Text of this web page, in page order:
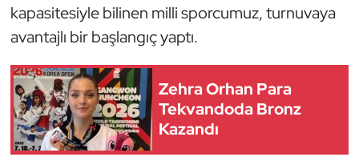
kapasitesiyle bilinen milli sporcumuz, turnuvaya
avantajlı bir başlangıç yaptı.
Zehra Orhan Para
Tekvandoda Bronz
Kazandı
Halter
Hentbol
İşitme Engelli Sporcular